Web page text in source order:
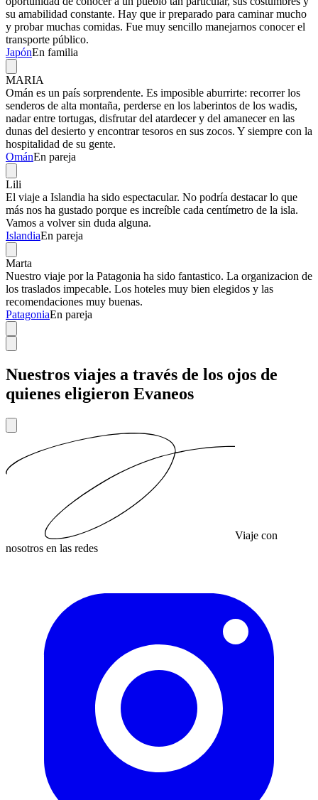
su amabilidad constante. Hay que ir preparado para caminar mucho
y probar muchas comidas. Fue muy sencillo manejarnos conocer el
transporte público.
JapónEn familia
MARIA
Omán es un país sorprendente. Es imposible aburrirte: recorrer los
senderos de alta montaña, perderse en los laberintos de los wadis,
nadar entre tortugas, disfrutar del atardecer y del amanecer en las
dunas del desierto y encontrar tesoros en sus zocos. Y siempre con la
hospitalidad de su gente.
OmánEn pareja
Lili
El viaje a Islandia ha sido espectacular. No podría destacar lo que
más nos ha gustado porque es increíble cada centímetro de la isla.
Vamos a volver sin duda alguna.
IslandiaEn pareja
Marta
Nuestro viaje por la Patagonia ha sido fantastico. La organizacion de
los traslados impecable. Los hoteles muy bien elegidos y las
recomendaciones muy buenas.
PatagoniaEn pareja
Nuestros viajes a través de los ojos de
quienes eligieron Evaneos
Viaje con
nosotros en las redes